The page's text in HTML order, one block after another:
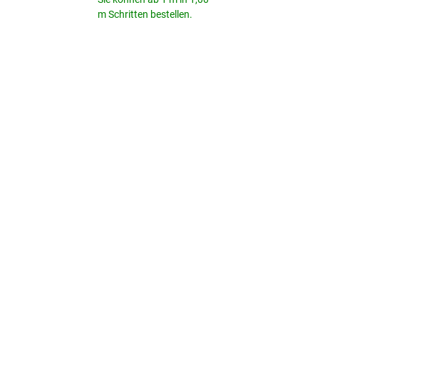
m Schritten bestellen.